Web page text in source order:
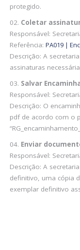
protegido.
Coletar
Responsável:
Referência:PA019 |
Descrição: A
assinaturas
Salvar
Responsável:
Descrição: O
pdf de acordo com o
Enviar
Responsável:
Descrição: A
definitivo, uma cópia
exemplar definitivo